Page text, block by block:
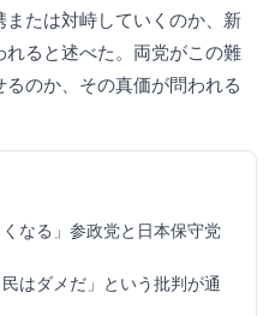
たは対峙していくのか、新
ると述べた。両党がこの難
のか、その真価が問われる
なる」参政党と日本保守党
はダメだ」という批判が通